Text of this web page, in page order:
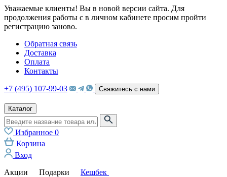
Уважаемые клиенты! Вы в новой версии сайта. Для
продолжения работы с в личном кабинете просим пройти
регистрацию заново.
Обратная связь
Доставка
Оплата
Контакты
+7 (495) 107-99-03 Свяжитесь с нами
Каталог
Избранное 0
Корзина
Вход
Акции
Подарки Кешбек